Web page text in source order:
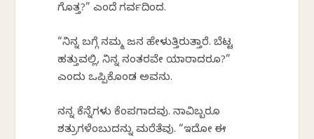
ಗೊತ್ತ?” ಎಂದೆ ಗರ್ವದಿಂದ.
“ನಿನ್ನ ಬಗ್ಗೆ ನಮ್ಮ ಜನ ಹೇಳುತ್ತಿರುತ್ತಾರೆ. ಬೆಟ್ಟ
ಹತ್ತುವಲ್ಲಿ, ನಿನ್ನ ನಂತರವೇ ಯಾರಾದರೂ?”
ಎಂದು ಒಪ್ಪಿಕೊಂಡ ಅವನು.
ನನ್ನ ಕೆನ್ನೆಗಳು ಕೆಂಪಗಾದವು. ನಾವಿಬ್ಬರೂ
ಶತ್ರುಗಳೆಂಬುದನ್ನು ಮರೆತೆವು. “ಇದೋ ಈ